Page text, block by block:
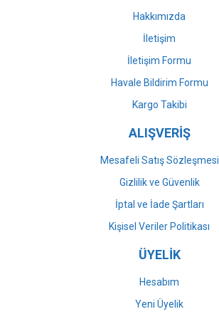
Gönder
Hakkımızda
İletişim
İletişim Formu
Havale Bildirim Formu
Kargo Takibi
ALIŞVERİŞ
Mesafeli Satış Sözleşmesi
Gizlilik ve Güvenlik
İptal ve İade Şartları
Kişisel Veriler Politikası
ÜYELİK
Hesabım
Yeni Üyelik